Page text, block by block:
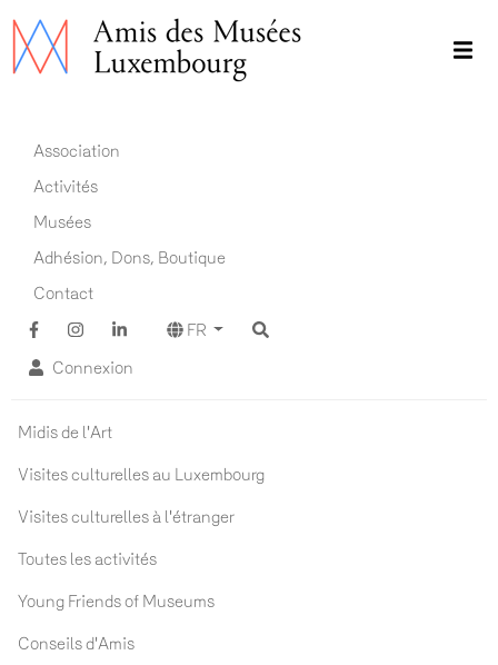
Aller
au
Main navigation FR
Association
Activités
Musées
Adhésion, Dons, Boutique
Contact
FR
Connexion
Actualités ADM
Midis de l'Art
Visites culturelles au Luxembourg
Visites culturelles à l'étranger
Toutes les activités
Young Friends of Museums
Conseils d'Amis